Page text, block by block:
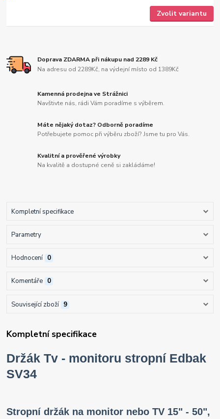
Zvolit variantu
Doprava ZDARMA při nákupu nad 2289 Kč
Na adresu od 2289Kč, na výdejní místo od 1389Kč
Kamenná prodejna ve Strážnici
Navštivte nás, rádi Vám poradíme s výběrem.
Máte nějaký dotaz? Odborně poradíme
Potřebujete pomoc při výběru zboží? Jsme tu pro Vás.
Kvalitní a prověřené výrobky
Na kvalitě a dostupné ceně si zakládáme!
Kompletní specifikace
Parametry
Hodnocení 0
Komentáře 0
Související zboží 9
Kompletní specifikace
Držák Tv - monitoru stropní Edbak
SV34
Stropní držák na monitor nebo TV 15" - 50",